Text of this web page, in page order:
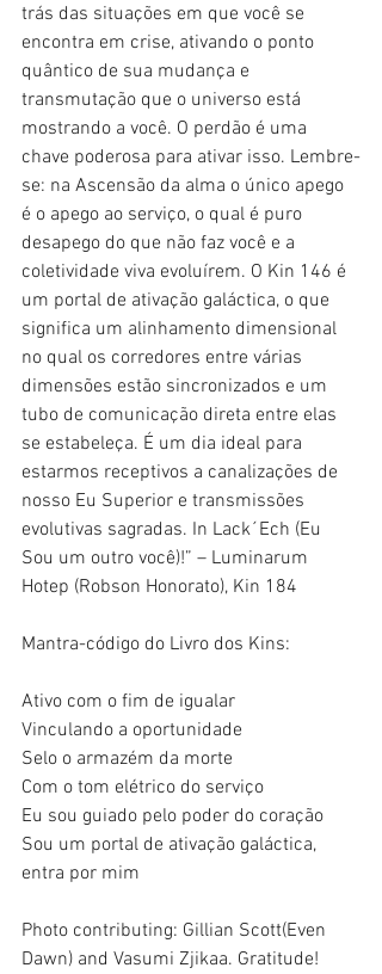
trás das situações em que você se
encontra em crise, ativando o ponto
quântico de sua mudança e
transmutação que o universo está
mostrando a você. O perdão é uma
chave poderosa para ativar isso. Lembre-
se: na Ascensão da alma o único apego
é o apego ao serviço, o qual é puro
desapego do que não faz você e a
coletividade viva evoluírem. O Kin 146 é
um portal de ativação galáctica, o que
significa um alinhamento dimensional
no qual os corredores entre várias
dimensões estão sincronizados e um
tubo de comunicação direta entre elas
se estabeleça. É um dia ideal para
estarmos receptivos a canalizações de
nosso Eu Superior e transmissões
evolutivas sagradas. In Lack´Ech (Eu
Sou um outro você)!” – Luminarum
Hotep (Robson Honorato), Kin 184
Mantra-código do Livro dos Kins:
Ativo com o fim de igualar
Vinculando a oportunidade
Selo o armazém da morte
Com o tom elétrico do serviço
Eu sou guiado pelo poder do coração
Sou um portal de ativação galáctica,
entra por mim
Photo contributing: Gillian Scott(Even
Dawn) and Vasumi Zjikaa. Gratitude!